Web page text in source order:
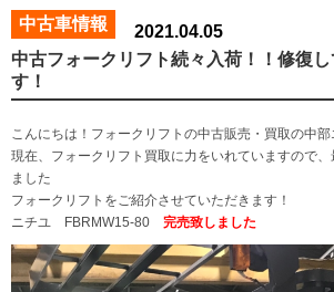
中古車情報
2021.04.05
中古フォークリフト続々入荷！！修復
す！
こんにちは！フォークリフトの中古販売・買取の中部
現在、フォークリフト買取に力をいれていますので
ました
フォークリフトをご紹介させていただきます！
ニチユ FBRMW15-80 完売致しました